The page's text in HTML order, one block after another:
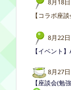
8月18
【コラボ座
8月22
【イベント
8月27
【座談会(勉